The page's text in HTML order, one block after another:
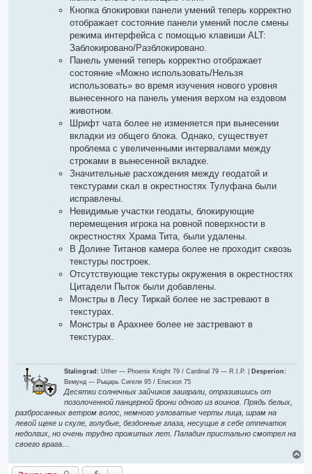
Кнопка блокировки панели умений теперь корректно
отображает состояние панели умений после смены
режима интерфейса с помощью клавиши ALT:
Заблокировано/Разблокировано.
Панель умений теперь корректно отображает
состояние «Можно использовать/Нельзя
использовать» во время изучения нового уровня
вынесенного на панель умения верхом на ездовом
животном.
Шрифт чата более не изменяется при вынесении
вкладки из общего блока. Однако, существует
проблема с увеличенными интервалами между
строками в вынесенной вкладке.
Значительные расхождения между геодатой и
текстурами скал в окрестностях Тулуфана были
исправлены.
Невидимые участки геодаты, блокирующие
перемещения игрока на ровной поверхности в
окрестностях Храма Тита, были удалены.
В Долине Титанов камера более не проходит сквозь
текстуры построек.
Отсутствующие текстуры окружения в окрестностях
Цитадели Пыток были добавлены.
Монстры в Лесу Тиркай более не застревают в
текстурах.
Монстры в Арахнее более не застревают в
текстурах.
Stalingrad: Uther — Phoenix Knight 79 / Cardinal 79 — R.I.P. |
Desperion:
Вемунд — Рыцарь Сигеля 95 / Епископ 75
Десятки солнечных зайчиков заиграли, отразившись от
позолоченной панцерной брони одного из воинов. Прядь белых,
разбросанных ветром волос, немного угловатые черты лица, шрам на
левой щеке и скуле, голубые, бездонные глаза, несущие в себе отпечаток
недолгих, но очень трудно прожитых лет. Паладин пристально смотрел на
своего врага…
е